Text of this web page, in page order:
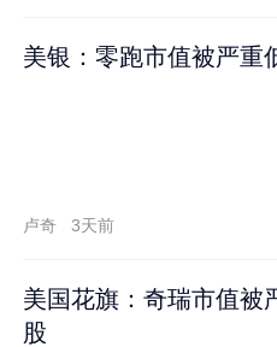
美银：零跑市值被严重
卢奇 3天前
美国花旗：奇瑞市值被
股